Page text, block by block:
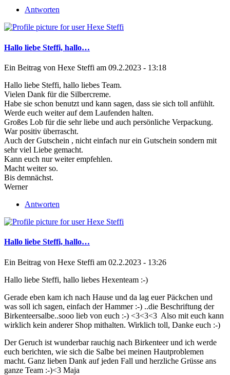
Antworten
Hallo liebe Steffi, hallo…
Ein Beitrag von Hexe Steffi am 09.2.2023 - 13:18
Hallo liebe Steffi, hallo liebes Team.
Vielen Dank für die Silbercreme.
Habe sie schon benutzt und kann sagen, dass sie sich toll anfühlt.
Werde euch weiter auf dem Laufenden halten.
Großes Lob für die sehr liebe und auch persönliche Verpackung.
War positiv überrascht.
Auch der Gutschein , nicht einfach nur ein Gutschein sondern mit
sehr viel Liebe gemacht.
Kann euch nur weiter empfehlen.
Macht weiter so.
Bis demnächst.
Werner
Antworten
Hallo liebe Steffi, hallo…
Ein Beitrag von Hexe Steffi am 02.2.2023 - 13:26
Hallo liebe Steffi, hallo liebes Hexenteam :-)
Gerade eben kam ich nach Hause und da lag euer Päckchen und
was soll ich sagen, einfach der Hammer :-) ..die Beschriftung der
Birkenteersalbe..sooo lieb von euch :-) <3<3<3 Also mit euch kann
wirklich kein anderer Shop mithalten. Wirklich toll, Danke euch :-)
Der Geruch ist wunderbar rauchig nach Birkenteer und ich werde
euch berichten, wie sich die Salbe bei meinen Hautproblemen
macht. Ganz lieben Dank auf jeden Fall und herzliche Grüsse ans
ganze Team :-)<3 Maja